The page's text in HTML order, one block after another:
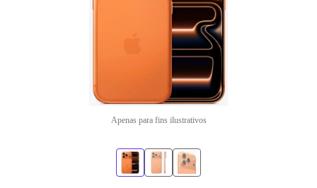
Apenas para fins ilustrativos